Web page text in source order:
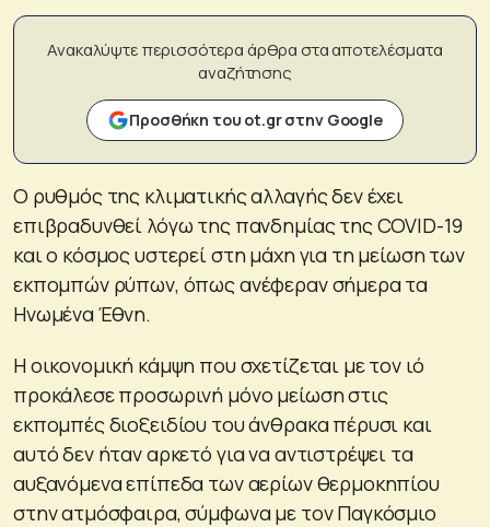
Ανακαλύψτε περισσότερα άρθρα στα αποτελέσματα
αναζήτησης
Προσθήκη του ot.gr στην Google
Ο ρυθμός της κλιματικής αλλαγής δεν έχει
επιβραδυνθεί λόγω της πανδημίας της COVID-19
και ο κόσμος υστερεί στη μάχη για τη μείωση των
εκπομπών ρύπων, όπως ανέφεραν σήμερα τα
Ηνωμένα Έθνη.
Η οικονομική κάμψη που σχετίζεται με τον ιό
προκάλεσε προσωρινή μόνο μείωση στις
εκπομπές διοξειδίου του άνθρακα πέρυσι και
αυτό δεν ήταν αρκετό για να αντιστρέψει τα
αυξανόμενα επίπεδα των αερίων θερμοκηπίου
στην ατμόσφαιρα, σύμφωνα με τον Παγκόσμιο